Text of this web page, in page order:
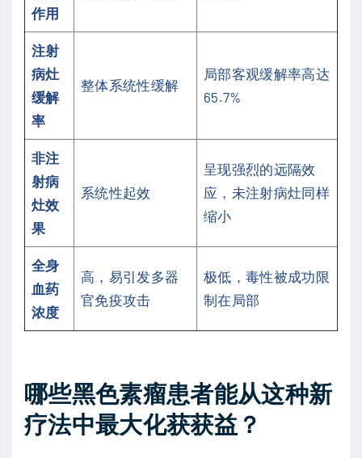
作用
注射
病灶
缓解
率
整体系统性缓解
局部客观缓解率高达
65.7%
非注
射病
灶效
果
系统性起效
呈现强烈的远隔效
应，未注射病灶同样
缩小
全身
血药
浓度
高，易引发多器
官免疫攻击
极低，毒性被成功限
制在局部
哪些黑色素瘤患者能从这种新
疗法中最大化获获益？